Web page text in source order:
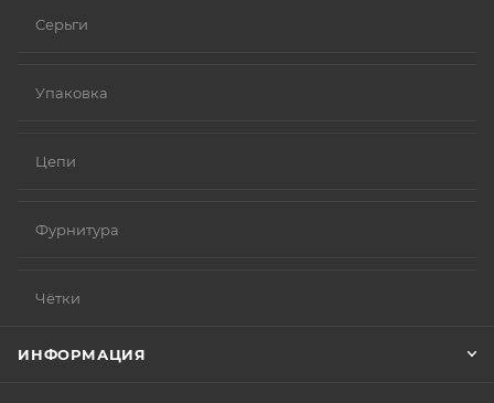
Серьги
Упаковка
Цепи
Фурнитура
Чётки
ИНФОРМАЦИЯ